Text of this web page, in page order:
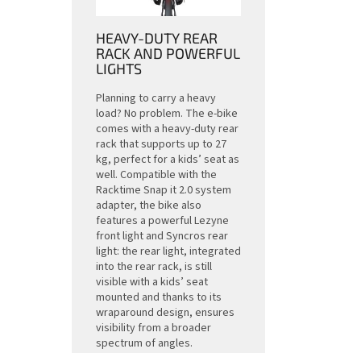
HEAVY-DUTY REAR
RACK AND POWERFUL
LIGHTS
Planning to carry a heavy
load? No problem. The e-bike
comes with a heavy-duty rear
rack that supports up to 27
kg, perfect for a kids’ seat as
well. Compatible with the
Racktime Snap it 2.0 system
adapter, the bike also
features a powerful Lezyne
front light and Syncros rear
light: the rear light, integrated
into the rear rack, is still
visible with a kids’ seat
mounted and thanks to its
wraparound design, ensures
visibility from a broader
spectrum of angles.